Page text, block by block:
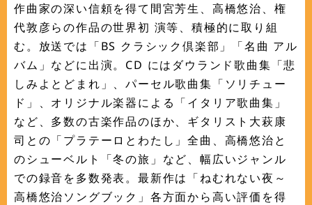
作曲家の深い信頼を得て間宮芳生、高橋悠治、権
代敦彦らの作品の世界初 演等、積極的に取り組
む。放送では「BS クラシック倶楽部」「名曲 アル
バム」などに出演。CD にはダウランド歌曲集「悲
しみよとどまれ」、パーセル歌曲集「ソリチュー
ド」、オリジナル楽器による「イタリア歌曲集」
など、多数の古楽作品のほか、ギタリスト大萩康
司との「プラテーロとわたし」全曲、高橋悠治と
のシューベルト「冬の旅」など、幅広いジャンル
での録音を多数発表。最新作は「ねむれない夜～
高橋悠治ソングブック」各方面から高い評価を得